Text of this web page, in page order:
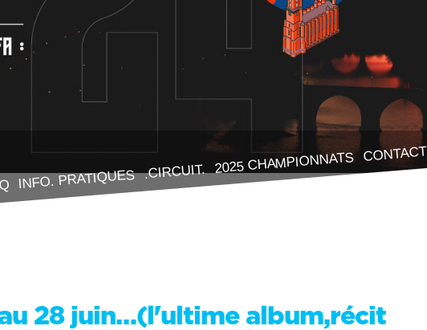
INFO. PRATIQUES .CIRCUIT. 2025 CHAMPIONNATS CONTACT
au 28 juin…(l'ultime album,récit